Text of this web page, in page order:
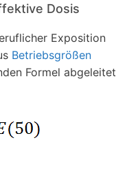
Dosis
Exposition
Betriebsgrößen
Formel abgeleitet